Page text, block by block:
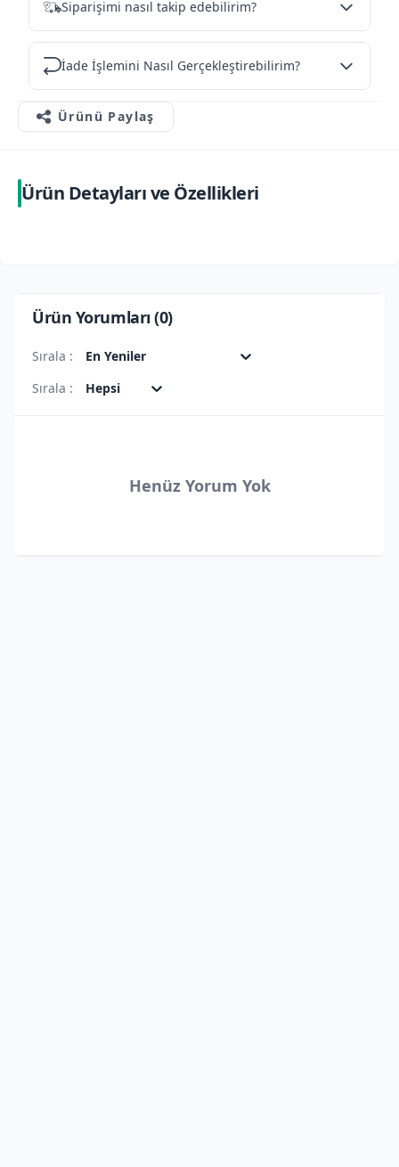
Siparişimi nasıl takip edebilirim?
İade İşlemini Nasıl Gerçekleştirebilirim?
Ürünü Paylaş
Ürün Detayları ve Özellikleri
Ürün Yorumları (0)
Sırala :
En Yeniler
Sırala :
Hepsi
Henüz Yorum Yok